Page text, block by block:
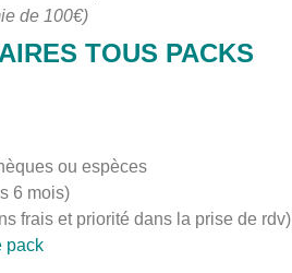
de 100€)
TOUS PACKS
ou espèces
6 mois)
frais et priorité dans la prise de rdv)
pack